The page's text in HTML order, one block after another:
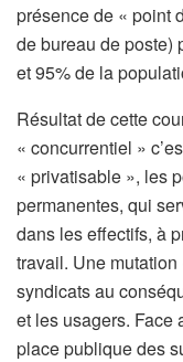
présence de « point
de bureau de poste)
et 95% de la
Résultat de cette
« concurrentiel »
« privatisable », les
permanentes, qui
dans les effectifs, à
travail. Une
syndicats au
et les usagers. Face
place publique des